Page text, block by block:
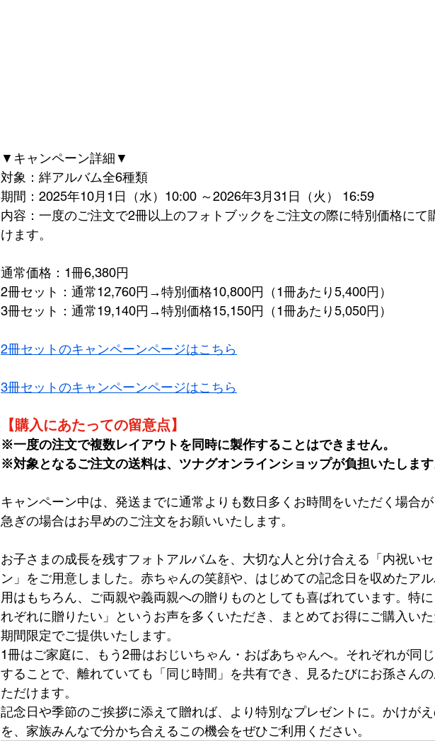
▼キャンペーン詳細▼
対象：絆アルバム全6種類
期間：2025年10月1日（水）10:00 ～2026年3月31日（火） 16:59
内容：一度のご注文で2冊以上のフォトブックをご注文の際に特別価格にて
けます。
通常価格：1冊6,380円
2冊セット：通常12,760円→特別価格10,800円（1冊あたり5,400円）
3冊セット：通常19,140円→特別価格15,150円（1冊あたり5,050円）
2冊セットのキャンペーンページはこちら
3冊セットのキャンペーンページはこちら
【購入にあたっての留意点】
※一度の注文で複数レイアウトを同時に製作することはできません。
※対象となるご注文の送料は、ツナグオンラインショップが負担いたします
キャンペーン中は、発送までに通常よりも数日多くお時間をいただく場合
急ぎの場合はお早めのご注文をお願いいたします。
お子さまの成長を残すフォトアルバムを、大切な人と分け合える「内祝い
ン」をご用意しました。赤ちゃんの笑顔や、はじめての記念日を収めたア
用はもちろん、ご両親や義両親への贈りものとしても喜ばれています。特
れぞれに贈りたい」というお声を多くいただき、まとめてお得にご購入い
期間限定でご提供いたします。
1冊はご家庭に、もう2冊はおじいちゃん・おばあちゃんへ。それぞれが同
することで、離れていても「同じ時間」を共有でき、見るたびにお孫さん
ただけます。
記念日や季節のご挨拶に添えて贈れば、より特別なプレゼントに。かけが
を、家族みんなで分かち合えるこの機会をぜひご利用ください。